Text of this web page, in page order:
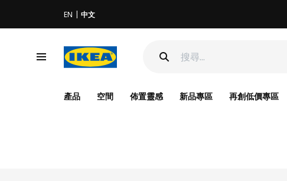
EN 中文
產品 空間 佈置靈感 新品專區 再創低價專區